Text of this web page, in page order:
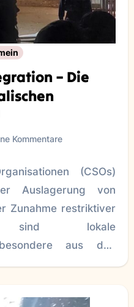
– Die
Kommentare
(CSOs)
Auslagerung von
Zunahme restriktiver
sind lokale
aus den
Flüchtlingen und